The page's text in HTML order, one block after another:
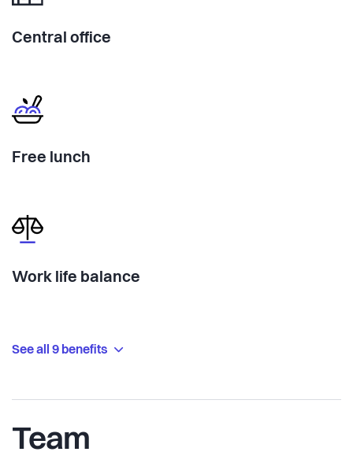
Central office
Free lunch
Work life balance
See all 9 benefits
Team